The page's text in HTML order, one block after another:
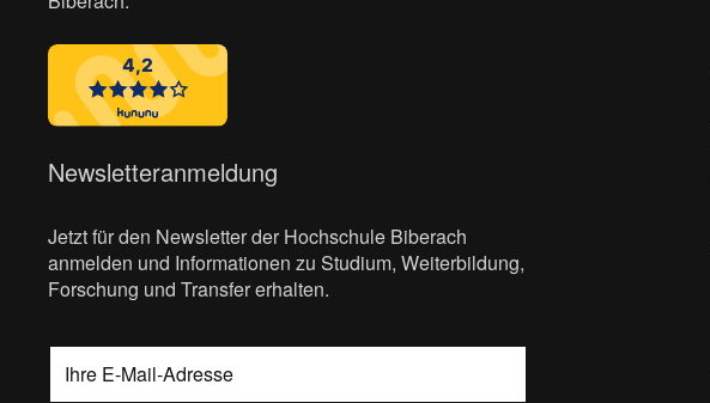
Newsletteranmeldung
Jetzt für den Newsletter der Hochschule Biberach
anmelden und Informationen zu Studium, Weiterbildung,
Forschung und Transfer erhalten.